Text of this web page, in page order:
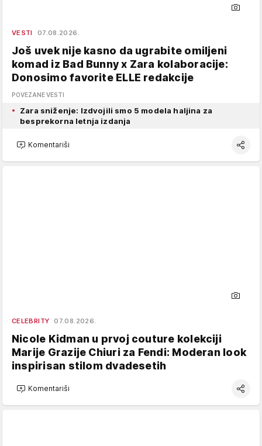
VESTI 07.08.2026.
Još uvek nije kasno da ugrabite omiljeni
komad iz Bad Bunny x Zara kolaboracije:
Donosimo favorite ELLE redakcije
POVEZANE VESTI
Zara sniženje: Izdvojili smo 5 modela haljina za
besprekorna letnja izdanja
Komentariši
CELEBRITY 07.08.2026.
Nicole Kidman u prvoj couture kolekciji
Marije Grazije Chiuri za Fendi: Moderan look
inspirisan stilom dvadesetih
Komentariši